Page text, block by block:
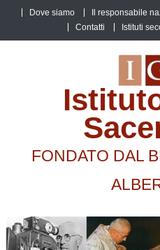
content
Dove siamo Il responsabile
Contatti
Istituti
FONDATO DAL